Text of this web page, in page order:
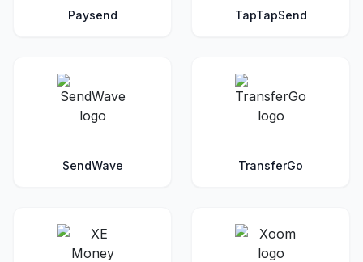
Paysend TapTapSend
SendWave TransferGo